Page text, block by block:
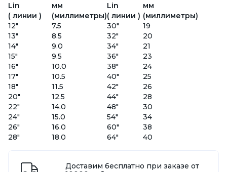
Lin
мм Lin
мм
( линии )
(миллиметры)( линии ) (миллиметры)
12"
7.5 30"
19
13"
8.5 32"
20
14"
9.0 34"
21
15"
9.5 36"
23
16"
10.0 38"
24
17"
10.5 40"
25
18"
11.5 42"
26
20"
12.5 44"
28
22"
14.0 48"
30
24"
15.0 54"
34
26"
16.0 60"
38
28"
18.0 64" 40
Доставим бесплатно при заказе от